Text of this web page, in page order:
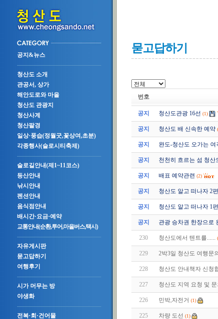
공지&뉴스
청산도 소개
관공서, 상가
해안도로와 마을
청산도 관광지
청산사계
청산팔경
일상·풍습(정월굿,꽃상여,초분)
각종행사(슬로시티축제)
슬로길안내(제1~11코스)
등산안내
낚시안내
펜션안내
음식점안내
배시간·요금·예약
교통안내(순환,투어,마을버스,택시)
자유게시판
묻고답하기
여행후기
시가 머무는 방
야생화
전복·회·건어물
묻고답하기
번호
공지 청산도관광 16선 (1)
공지 청산도 배 신속한 예약
공지 완도-청산도 오가는
공지 천천히 흐르는 섬 청산
공지 배표 예약관련 (2)
공지 청산도 알고 떠나자 2
공지 청산도 알고 떠나자 1
공지 관광 승차권 한장으로
230 청산도에서 텐트를......
229 2박3일 청산도 여행문
228 청산도 안내책자 신청
227 청산도 지역 요청 및
226 민박,자전거 (1)
225 차량 도선 (1)